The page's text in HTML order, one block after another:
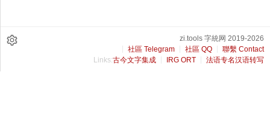
zi.tools 字統网 2019-2026
社區 Telegram
社區 QQ
聯繫 Contact
Links:古今文字集成 IRG ORT 法语专名汉语转写